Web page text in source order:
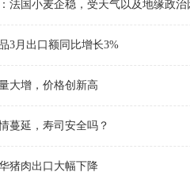
法国小麦企稳，受天气以及地缘政治
3月出口额同比增长3%
大增，价格创新高
蔓延，寿司安全吗？
猪肉出口大幅下降